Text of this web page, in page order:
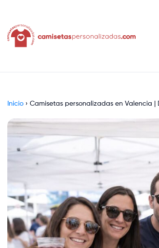
Inicio › Camisetas personalizadas en Valencia |